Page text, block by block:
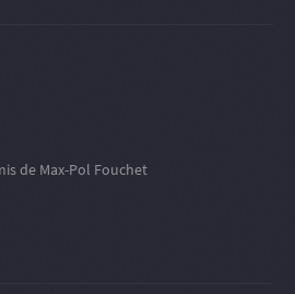
de Max-Pol Fouchet